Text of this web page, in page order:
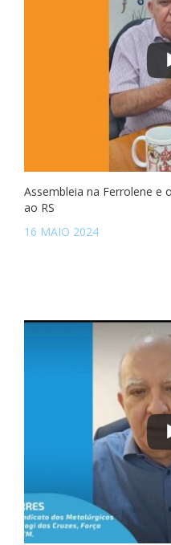
Assembleia na Ferrolene e
ao RS
16 MAIO 2024